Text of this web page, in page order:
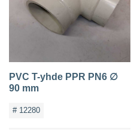
PVC T-yhde PPR PN6 ∅
90 mm
# 12280